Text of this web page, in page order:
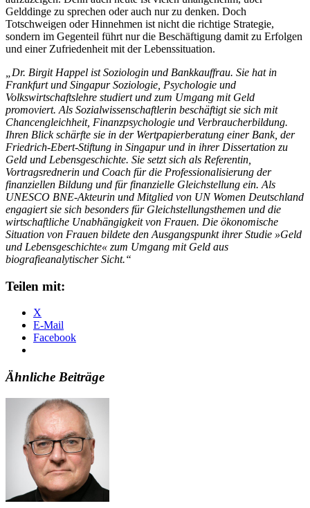
Gelddinge zu sprechen oder auch nur zu denken. Doch
Totschweigen oder Hinnehmen ist nicht die richtige Strategie,
sondern im Gegenteil führt nur die Beschäftigung damit zu Erfolgen
und einer Zufriedenheit mit der Lebenssituation.
„Dr. Birgit Happel ist Soziologin und Bankkauffrau. Sie hat in
Frankfurt und Singapur Soziologie, Psychologie und
Volkswirtschaftslehre studiert und zum Umgang mit Geld
promoviert. Als Sozialwissenschaftlerin beschäftigt sie sich mit
Chancengleichheit, Finanzpsychologie und Verbraucherbildung.
Ihren Blick schärfte sie in der Wertpapierberatung einer Bank, der
Friedrich-Ebert-Stiftung in Singapur und in ihrer Dissertation zu
Geld und Lebensgeschichte. Sie setzt sich als Referentin,
Vortragsrednerin und Coach für die Professionalisierung der
finanziellen Bildung und für finanzielle Gleichstellung ein. Als
UNESCO BNE-Akteurin und Mitglied von UN Women Deutschland
engagiert sie sich besonders für Gleichstellungsthemen und die
wirtschaftliche Unabhängigkeit von Frauen. Die ökonomische
Situation von Frauen bildete den Ausgangspunkt ihrer Studie »Geld
und Lebensgeschichte« zum Umgang mit Geld aus
biografieanalytischer Sicht.“
Teilen mit:
X
E-Mail
Facebook
Ähnliche Beiträge